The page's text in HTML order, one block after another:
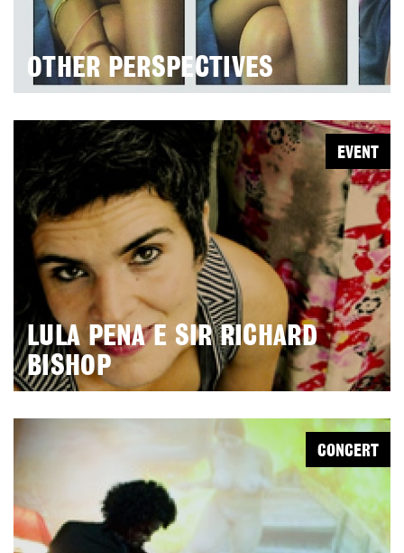
OTHER PERSPECTIVES
LULA PENA E SIR RICHARD
BISHOP
EVENT
CONCERT